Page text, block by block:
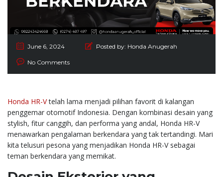
June 6, 2024 Posted by: Honda Anugerah
No Comments
Honda HR-Vtelah lama menjadi pilihan favorit di kalangan
penggemar otomotif Indonesia. Dengan kombinasi desain yang
stylish, fitur canggih, dan performa yang andal, Honda HR-V
menawarkan pengalaman berkendara yang tak tertandingi. Mari
kita telusuri pesona yang menjadikan Honda HR-V sebagai
teman berkendara yang memikat.